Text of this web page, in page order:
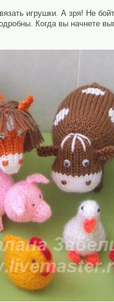
игрушки. А зря! Не
Когда вы начнете